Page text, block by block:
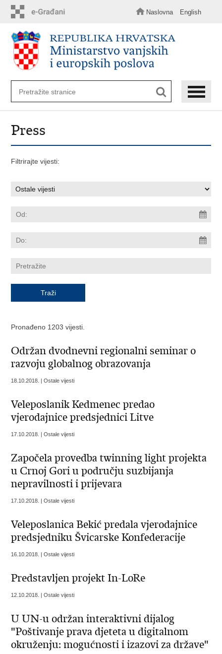
sadržaj
Naslovna English
Press
Filtrirajte vijesti:
Pronađeno 1203 vijesti.
Održan dvodnevni regionalni seminar o
razvoju globalnog obrazovanja
18.10.2018. | Ostale vijesti
Veleposlanik Kedmenec predao
vjerodajnice predsjednici Litve
17.10.2018. | Ostale vijesti
Započela provedba twinning light projekta
u Crnoj Gori u području suzbijanja
nepravilnosti i prijevara
17.10.2018. | Ostale vijesti
Veleposlanica Bekić predala vjerodajnice
predsjedniku Švicarske Konfederacije
16.10.2018. | Ostale vijesti
Predstavljen projekt In-LoRe
12.10.2018. | Ostale vijesti
U UN-u održan interaktivni dijalog
"Poštivanje prava djeteta u digitalnom
okruženju: mogućnosti i izazovi za države"